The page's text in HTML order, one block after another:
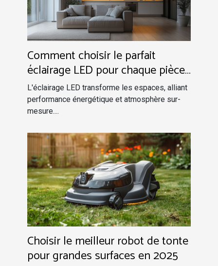
Comment choisir le parfait
éclairage LED pour chaque pièce
efficacité et ambiance
L'éclairage LED transforme les espaces, alliant
performance énergétique et atmosphère sur-
mesure....
Choisir le meilleur robot de tonte
pour grandes surfaces en 2025